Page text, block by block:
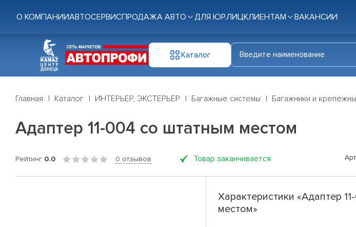
О КОМПАНИИАВТОСЕРВИСПРОДАЖА АВТО ДЛЯ ЮР.ЛИЦКЛИЕНТАМ ВАКАНСИИ
Каталог
Главная Каталог ИНТЕРЬЕР, ЭКСТЕРЬЕР Багажные системы Багажники и
Адаптер 11-004 со штатным местом
Рейтинг 0.0 0 отзывов Товар заканчивается
Характеристики «Адаптер
местом»